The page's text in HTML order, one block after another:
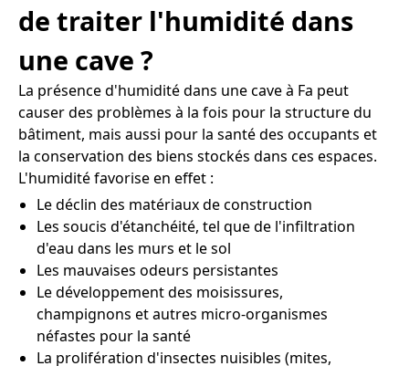
de traiter l'humidité dans
une cave ?
La présence d'humidité dans une cave à Fa peut
causer des problèmes à la fois pour la structure du
bâtiment, mais aussi pour la santé des occupants et
la conservation des biens stockés dans ces espaces.
L'humidité favorise en effet :
Le déclin des matériaux de construction
Les soucis d'étanchéité, tel que de l'infiltration
d'eau dans les murs et le sol
Les mauvaises odeurs persistantes
Le développement des moisissures,
champignons et autres micro-organismes
néfastes pour la santé
La prolifération d'insectes nuisibles (mites,